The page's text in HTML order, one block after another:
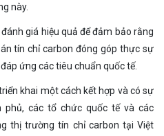
này.
giá hiệu quả để đảm bảo rằng
tín chỉ carbon đóng góp thực sự
ứng các tiêu chuẩn quốc tế.
khai một cách kết hợp và có sự
phủ, các tổ chức quốc tế và các
thị trường tín chỉ carbon tại Việt